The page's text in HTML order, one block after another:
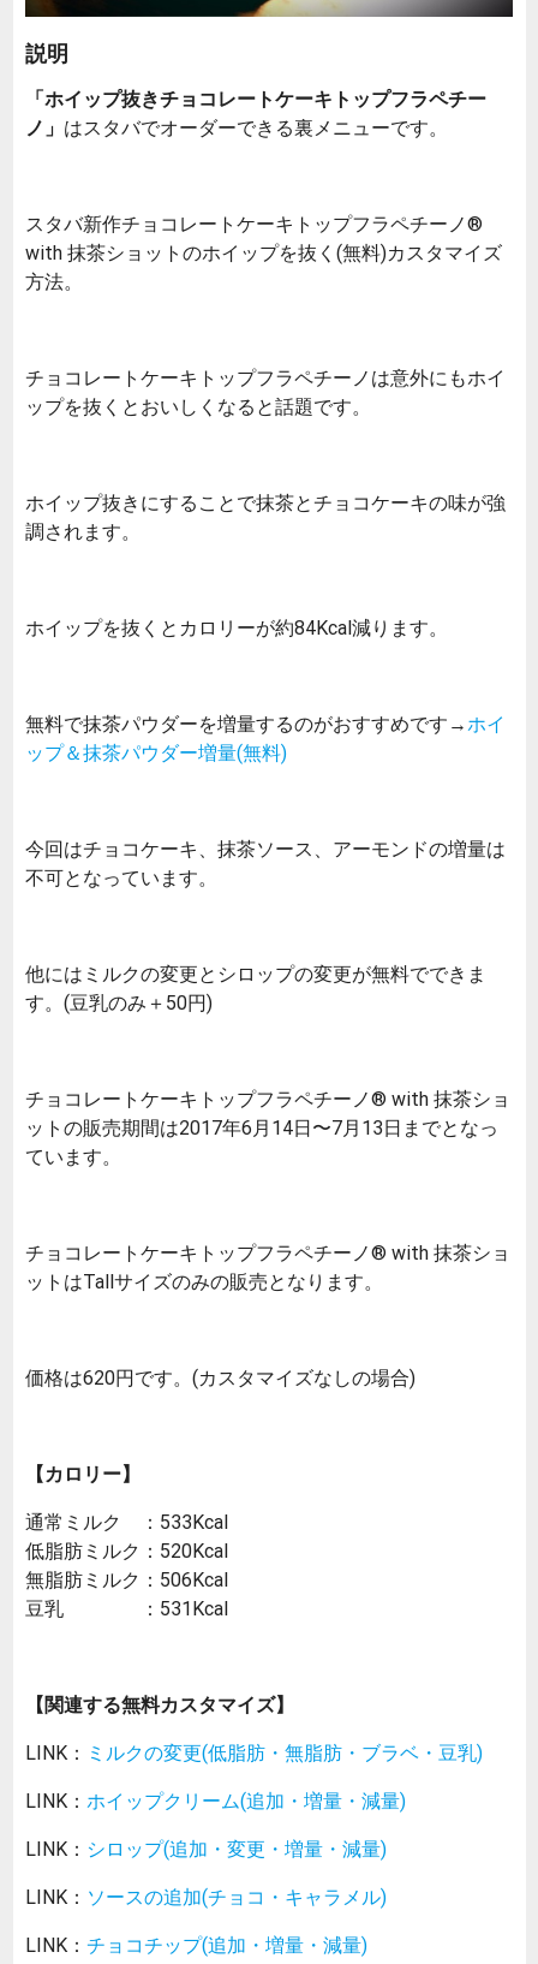
説明
「ホイップ抜きチョコレートケーキトップフラペチー
ノ」 はスタバでオーダーできる裏メニューです。
スタバ新作チョコレートケーキトップフラペチーノ®
with 抹茶ショットのホイップを抜く(無料)カスタマイズ
方法。
チョコレートケーキトップフラペチーノは意外にもホイ
ップを抜くとおいしくなると話題です。
ホイップ抜きにすることで抹茶とチョコケーキの味が強
調されます。
ホイップを抜くとカロリーが約84Kcal減ります。
無料で抹茶パウダーを増量するのがおすすめです→ホイ
ップ＆抹茶パウダー増量(無料)
今回はチョコケーキ、抹茶ソース、アーモンドの増量は
不可となっています。
他にはミルクの変更とシロップの変更が無料でできま
す。(豆乳のみ＋50円)
チョコレートケーキトップフラペチーノ® with 抹茶ショ
ットの販売期間は2017年6月14日〜7月13日までとなっ
ています。
チョコレートケーキトップフラペチーノ® with 抹茶ショ
ットはTallサイズのみの販売となります。
価格は620円です。(カスタマイズなしの場合)
【カロリー】
通常ミルク ：533Kcal
低脂肪ミルク：520Kcal
無脂肪ミルク：506Kcal
豆乳 ：531Kcal
【関連する無料カスタマイズ】
LINK： ミルクの変更(低脂肪・無脂肪・ブラベ・豆乳)
LINK： ホイップクリーム(追加・増量・減量)
LINK： シロップ(追加・変更・増量・減量)
LINK： ソースの追加(チョコ・キャラメル)
LINK： チョコチップ(追加・増量・減量)